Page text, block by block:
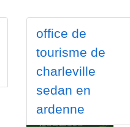
office de
tourisme de
charleville
sedan en
ardenne